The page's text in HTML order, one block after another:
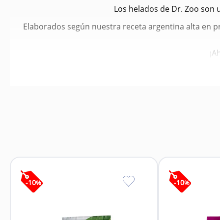
Los helados de Dr. Zoo
Elaborados según nuestra receta argentina alta en
Dale
Se
-10% -10%